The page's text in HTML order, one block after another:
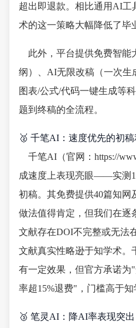
超出即退款。相比通用AI工
术的这一策略大幅降低了毕
此外，平台提供免费智能
纲）、AI无限改稿（一次生
图表/公式/代码一键生成等
题到终稿的全流程。
🥈 千笔AI：速度优先的初稿
千笔AI（官网：https://
成速度上表现亮眼——实测
初稿。其免费提供40篇知网
做法值得肯定，但我们在逐
文献存在DOI不完整或无法
文献真实性略逊于知学术。
有一定效果，但官方承诺为
率超15%退费"，门槛高于知
🥉 笔灵AI：降AI率表现突出